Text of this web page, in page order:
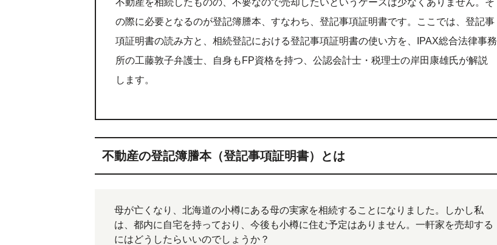
不動産を相続したものの、不要なので売却したいというケースは少なくありません。そ
の際に必要となるのが登記簿謄本、すなわち、登記事項証明書です。ここでは、登記事
項証明書の読み方と、相続登記における登記事項証明書の使い方を、IPAX総合法律事務
所の工藤敦子弁護士、自身もFP資格を持つ、公認会計士・税理士の岸田康雄氏が解説
します。
不動産の登記簿謄本（登記事項証明書）とは
母が亡くなり、北海道の小樽にある母の実家を相続することになりました。しかし私
は、都内に自宅を持っており、今後も小樽に住む予定はありません。一軒家を売却する
にはどうしたらいいのでしょうか？